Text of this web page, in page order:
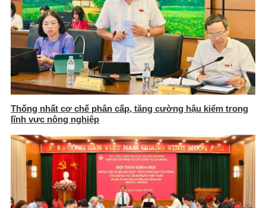
Thống nhất cơ chế phân cấp, tăng cường hậu kiểm trong
lĩnh vực nông nghiệp